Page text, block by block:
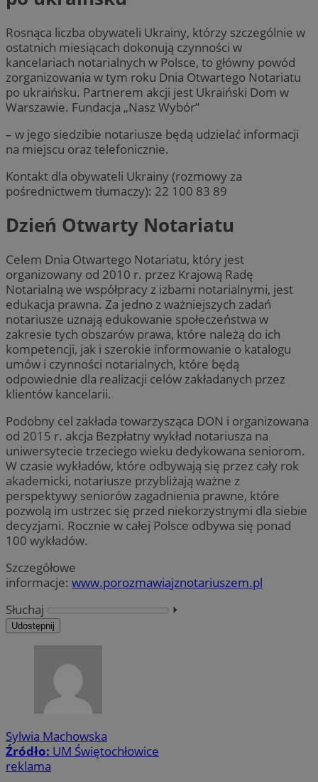
Rosnąca liczba obywateli Ukrainy, którzy szczególnie w
ostatnich miesiącach dokonują czynności w
kancelariach notarialnych w Polsce, to główny powód
zorganizowania w tym roku Dnia Otwartego Notariatu
po ukraińsku. Partnerem akcji jest Ukraiński Dom w
Warszawie. Fundacja „Nasz Wybór”
– w jego siedzibie notariusze będą udzielać informacji
na miejscu oraz telefonicznie.
Kontakt dla obywateli Ukrainy (rozmowy za
pośrednictwem tłumaczy): 22 100 83 89
Dzień Otwarty Notariatu
Celem Dnia Otwartego Notariatu, który jest
organizowany od 2010 r. przez Krajową Radę
Notarialną we współpracy z izbami notarialnymi, jest
edukacja prawna. Za jedno z ważniejszych zadań
notariusze uznają edukowanie społeczeństwa w
zakresie tych obszarów prawa, które należą do ich
kompetencji, jak i szerokie informowanie o katalogu
umów i czynności notarialnych, które będą
odpowiednie dla realizacji celów zakładanych przez
klientów kancelarii.
Podobny cel zakłada towarzysząca DON i organizowana
od 2015 r. akcja Bezpłatny wykład notariusza na
uniwersytecie trzeciego wieku dedykowana seniorom.
W czasie wykładów, które odbywają się przez cały rok
akademicki, notariusze przybliżają ważne z
perspektywy seniorów zagadnienia prawne, które
pozwolą im ustrzec się przed niekorzystnymi dla siebie
decyzjami. Rocznie w całej Polsce odbywa się ponad
100 wykładów.
Szczegółowe
informacje: www.porozmawiajznotariuszem.pl
Słuchaj
⏵︎
Udostępnij
Sylwia Machowska
Źródło: UM Świętochłowice
reklama